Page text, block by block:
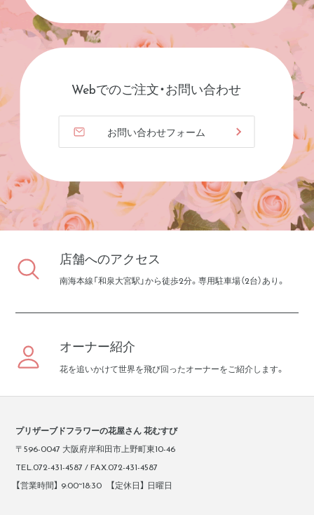
Webでのご注文・お問い合わせ
お問い合わせフォーム
店舗へのアクセス
南海本線「和泉大宮駅」から徒歩2分。専用駐車場（2台）あり。
オーナー紹介
花を追いかけて世界を飛び回ったオーナーをご紹介します。
プリザーブドフラワーの花屋さん 花むすび
〒596-0047 大阪府岸和田市上野町東10-46
TEL.072-431-4587 / FAX.072-431-4587
【営業時間】 9:00~18:30 【定休日】 日曜日